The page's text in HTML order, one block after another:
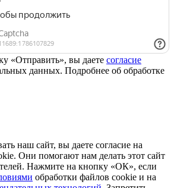
«Отправить», вы даете согласие
данных. Подробнее об обработке
наш сайт, вы даете согласие на
Они помогают нам делать этот сайт
Нажмите на кнопку «ОК», если
обработки файлов cookie и на